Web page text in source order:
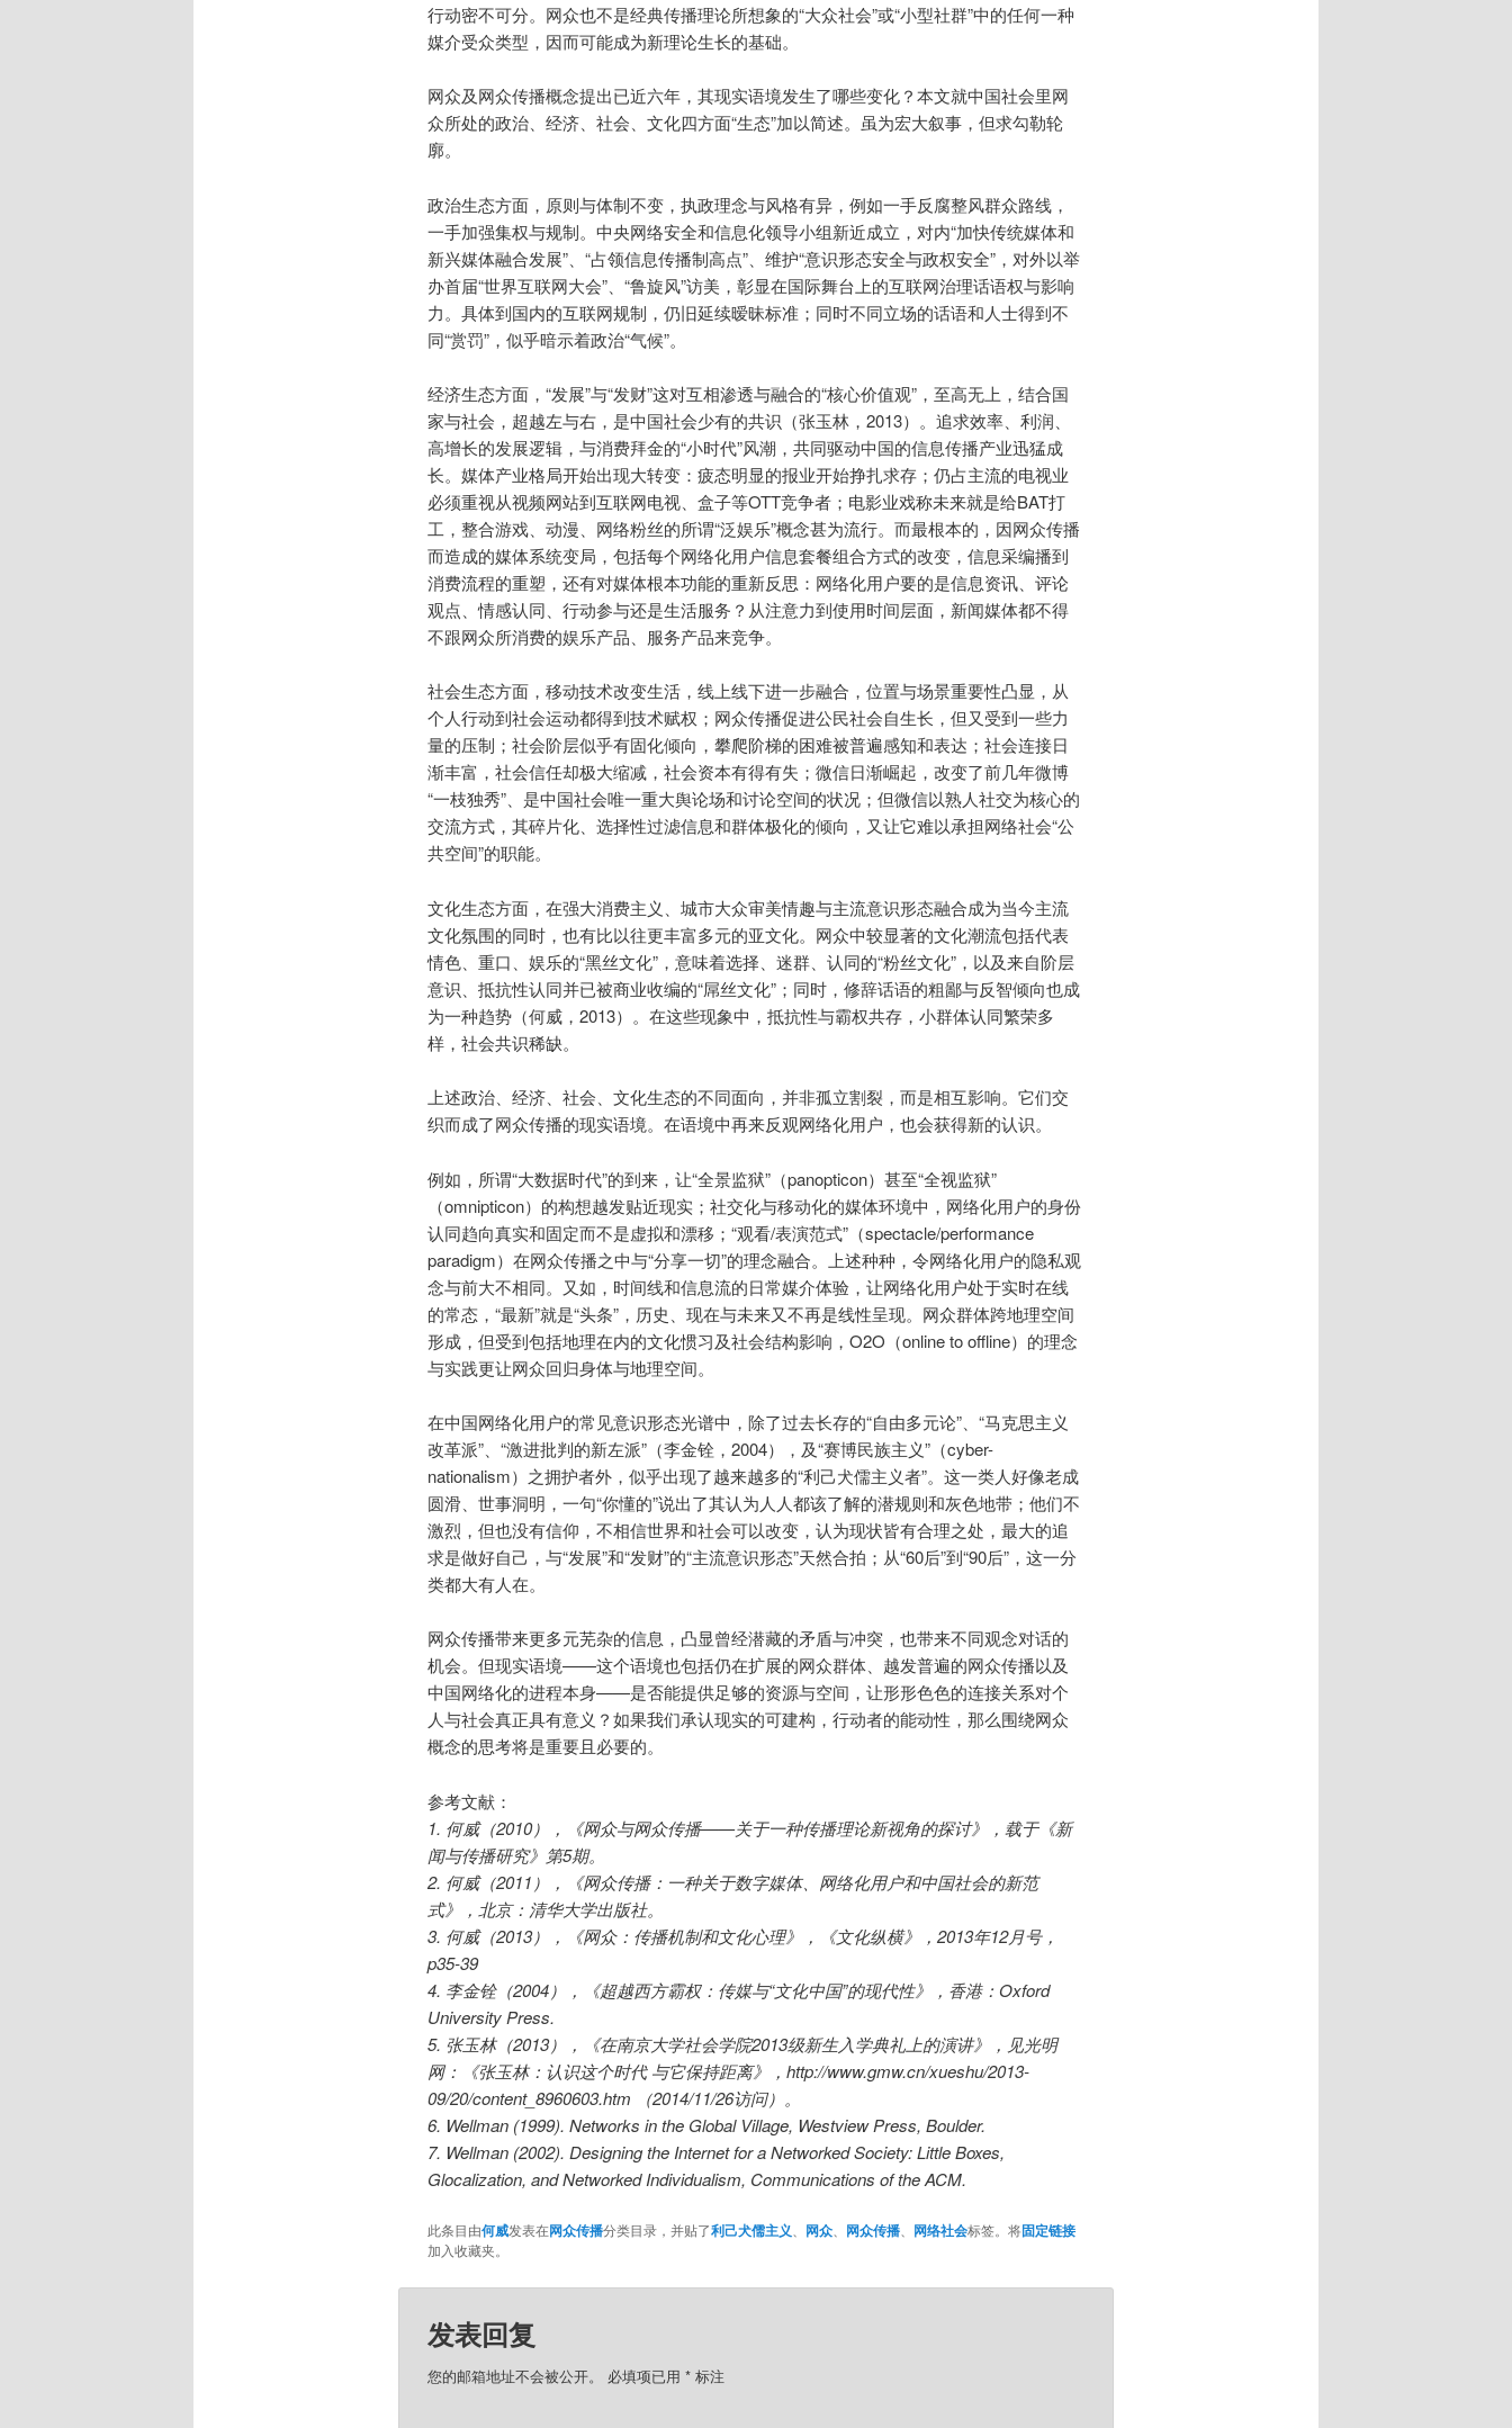
行动密不可分。网众也不是经典传播理论所想象的“大众社会”或“小型社群”中的任何一种
媒介受众类型，因而可能成为新理论生长的基础。
网众及网众传播概念提出已近六年，其现实语境发生了哪些变化？本文就中国社会里网
众所处的政治、经济、社会、文化四方面“生态”加以简述。虽为宏大叙事，但求勾勒轮
廓。
政治生态方面，原则与体制不变，执政理念与风格有异，例如一手反腐整风群众路线，
一手加强集权与规制。中央网络安全和信息化领导小组新近成立，对内“加快传统媒体和
新兴媒体融合发展”、“占领信息传播制高点”、维护“意识形态安全与政权安全”，对外以举
办首届“世界互联网大会”、“鲁旋风”访美，彰显在国际舞台上的互联网治理话语权与影响
力。具体到国内的互联网规制，仍旧延续暧昧标准；同时不同立场的话语和人士得到不
同“赏罚”，似乎暗示着政治“气候”。
经济生态方面，“发展”与“发财”这对互相渗透与融合的“核心价值观”，至高无上，结合国
家与社会，超越左与右，是中国社会少有的共识（张玉林，2013）。追求效率、利润、
高增长的发展逻辑，与消费拜金的“小时代”风潮，共同驱动中国的信息传播产业迅猛成
长。媒体产业格局开始出现大转变：疲态明显的报业开始挣扎求存；仍占主流的电视业
必须重视从视频网站到互联网电视、盒子等OTT竞争者；电影业戏称未来就是给BAT打
工，整合游戏、动漫、网络粉丝的所谓“泛娱乐”概念甚为流行。而最根本的，因网众传播
而造成的媒体系统变局，包括每个网络化用户信息套餐组合方式的改变，信息采编播到
消费流程的重塑，还有对媒体根本功能的重新反思：网络化用户要的是信息资讯、评论
观点、情感认同、行动参与还是生活服务？从注意力到使用时间层面，新闻媒体都不得
不跟网众所消费的娱乐产品、服务产品来竞争。
社会生态方面，移动技术改变生活，线上线下进一步融合，位置与场景重要性凸显，从
个人行动到社会运动都得到技术赋权；网众传播促进公民社会自生长，但又受到一些力
量的压制；社会阶层似乎有固化倾向，攀爬阶梯的困难被普遍感知和表达；社会连接日
渐丰富，社会信任却极大缩减，社会资本有得有失；微信日渐崛起，改变了前几年微博
“一枝独秀”、是中国社会唯一重大舆论场和讨论空间的状况；但微信以熟人社交为核心的
交流方式，其碎片化、选择性过滤信息和群体极化的倾向，又让它难以承担网络社会“公
共空间”的职能。
文化生态方面，在强大消费主义、城市大众审美情趣与主流意识形态融合成为当今主流
文化氛围的同时，也有比以往更丰富多元的亚文化。网众中较显著的文化潮流包括代表
情色、重口、娱乐的“黑丝文化”，意味着选择、迷群、认同的“粉丝文化”，以及来自阶层
意识、抵抗性认同并已被商业收编的“屌丝文化”；同时，修辞话语的粗鄙与反智倾向也成
为一种趋势（何威，2013）。在这些现象中，抵抗性与霸权共存，小群体认同繁荣多
样，社会共识稀缺。
上述政治、经济、社会、文化生态的不同面向，并非孤立割裂，而是相互影响。它们交
织而成了网众传播的现实语境。在语境中再来反观网络化用户，也会获得新的认识。
例如，所谓“大数据时代”的到来，让“全景监狱”（panopticon）甚至“全视监狱”
（omnipticon）的构想越发贴近现实；社交化与移动化的媒体环境中，网络化用户的身份
认同趋向真实和固定而不是虚拟和漂移；“观看/表演范式”（spectacle/performance
paradigm）在网众传播之中与“分享一切”的理念融合。上述种种，令网络化用户的隐私观
念与前大不相同。又如，时间线和信息流的日常媒介体验，让网络化用户处于实时在线
的常态，“最新”就是“头条”，历史、现在与未来又不再是线性呈现。网众群体跨地理空间
形成，但受到包括地理在内的文化惯习及社会结构影响，O2O（online to offline）的理念
与实践更让网众回归身体与地理空间。
在中国网络化用户的常见意识形态光谱中，除了过去长存的“自由多元论”、“马克思主义
改革派”、“激进批判的新左派”（李金铨，2004），及“赛博民族主义”（cyber-
nationalism）之拥护者外，似乎出现了越来越多的“利己犬儒主义者”。这一类人好像老成
圆滑、世事洞明，一句“你懂的”说出了其认为人人都该了解的潜规则和灰色地带；他们不
激烈，但也没有信仰，不相信世界和社会可以改变，认为现状皆有合理之处，最大的追
求是做好自己，与“发展”和“发财”的“主流意识形态”天然合拍；从“60后”到“90后”，这一分
类都大有人在。
网众传播带来更多元芜杂的信息，凸显曾经潜藏的矛盾与冲突，也带来不同观念对话的
机会。但现实语境——这个语境也包括仍在扩展的网众群体、越发普遍的网众传播以及
中国网络化的进程本身——是否能提供足够的资源与空间，让形形色色的连接关系对个
人与社会真正具有意义？如果我们承认现实的可建构，行动者的能动性，那么围绕网众
概念的思考将是重要且必要的。
参考文献：
1. 何威（2010），《网众与网众传播——关于一种传播理论新视角的探讨》，载于《新
闻与传播研究》第5期。
2. 何威（2011），《网众传播：一种关于数字媒体、网络化用户和中国社会的新范
式》，北京：清华大学出版社。
3. 何威（2013），《网众：传播机制和文化心理》，《文化纵横》，2013年12月号，
p35-39
4. 李金铨（2004），《超越西方霸权：传媒与“文化中国”的现代性》，香港：Oxford
University Press.
5. 张玉林（2013），《在南京大学社会学院2013级新生入学典礼上的演讲》，见光明
网：《张玉林：认识这个时代 与它保持距离》，http://www.gmw.cn/xueshu/2013-
09/20/content_8960603.htm （2014/11/26访问）。
6. Wellman (1999). Networks in the Global Village, Westview Press, Boulder.
7. Wellman (2002). Designing the Internet for a Networked Society: Little Boxes,
Glocalization, and Networked Individualism, Communications of the ACM.
此条目由何威发表在网众传播分类目录，并贴了利己犬儒主义 网众、 网众传播、 网络社会标签。将固定链接
加入收藏夹。
发表回复
您的邮箱地址不会被公开。 必填项已用 *标注